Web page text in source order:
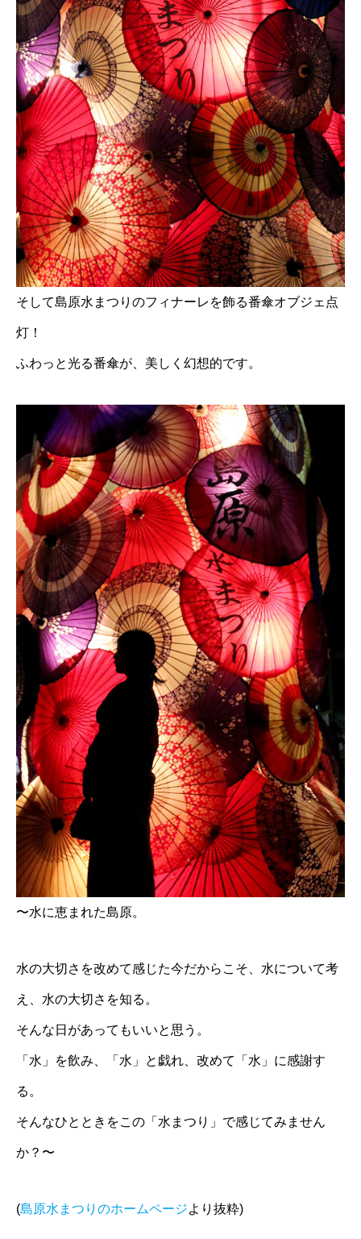
そして島原水まつりのフィナーレを飾る番傘オブジェ点
灯！
ふわっと光る番傘が、美しく幻想的です。
〜水に恵まれた島原。
水の大切さを改めて感じた今だからこそ、水について考
え、水の大切さを知る。
そんな日があってもいいと思う。
「水」を飲み、「水」と戯れ、改めて「水」に感謝す
る。
そんなひとときをこの「水まつり」で感じてみません
か？〜
(島原水まつりのホームページより抜粋)